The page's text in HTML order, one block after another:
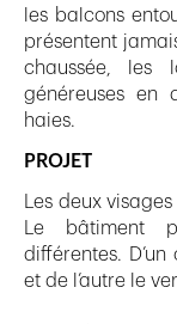
les balcons
présentent
chaussée, les
généreuses en
haies.
PROJET
Les deux
Le bâtiment
différentes.
et de l’autre le